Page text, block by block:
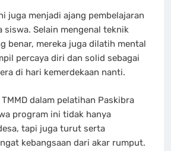
juga menjadi ajang pembelajaran
siswa. Selain mengenal teknik
benar, mereka juga dilatih mental
percaya diri dan solid sebagai
di hari kemerdekaan nanti.
dalam pelatihan Paskibra
program ini tidak hanya
tapi juga turut serta
kebangsaan dari akar rumput.